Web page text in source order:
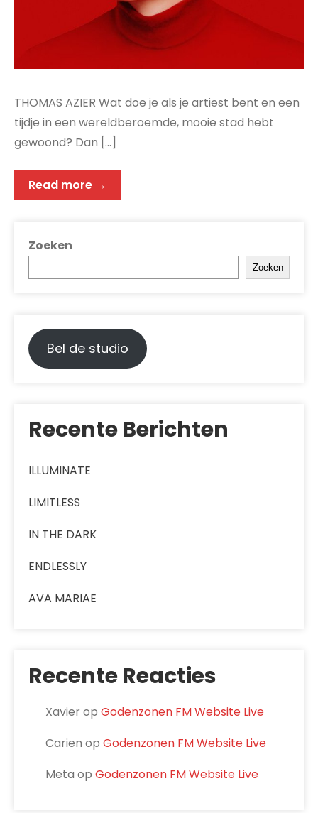
THOMAS AZIER Wat doe je als je artiest bent en een
tijdje in een wereldberoemde, mooie stad hebt
gewoond? Dan […]
Read more →
Zoeken
Zoeken
Bel de studio
Recente Berichten
ILLUMINATE
LIMITLESS
IN THE DARK
ENDLESSLY
AVA MARIAE
Recente Reacties
Xavierop Godenzonen FM Website Live
Carien op Godenzonen FM Website Live
Meta op Godenzonen FM Website Live